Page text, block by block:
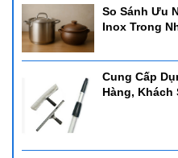
So Sánh Ưu
Inox Trong
Cung Cấp
Hàng, Khách